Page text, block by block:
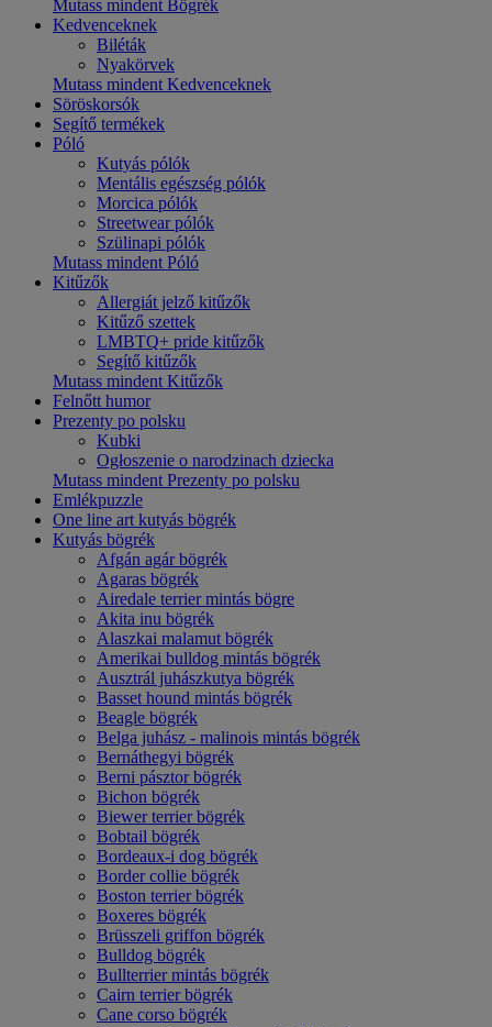
Mutass mindent Bögrék
Kedvenceknek
Biléták
Nyakörvek
Mutass mindent Kedvenceknek
Söröskorsók
Segítő termékek
Póló
Kutyás pólók
Mentális egészség pólók
Morcica pólók
Streetwear pólók
Szülinapi pólók
Mutass mindent Póló
Kitűzők
Allergiát jelző kitűzők
Kitűző szettek
LMBTQ+ pride kitűzők
Segítő kitűzők
Mutass mindent Kitűzők
Felnőtt humor
Prezenty po polsku
Kubki
Ogłoszenie o narodzinach dziecka
Mutass mindent Prezenty po polsku
Emlékpuzzle
One line art kutyás bögrék
Kutyás bögrék
Afgán agár bögrék
Agaras bögrék
Airedale terrier mintás bögre
Akita inu bögrék
Alaszkai malamut bögrék
Amerikai bulldog mintás bögrék
Ausztrál juhászkutya bögrék
Basset hound mintás bögrék
Beagle bögrék
Belga juhász - malinois mintás bögrék
Bernáthegyi bögrék
Berni pásztor bögrék
Bichon bögrék
Biewer terrier bögrék
Bobtail bögrék
Bordeaux-i dog bögrék
Border collie bögrék
Boston terrier bögrék
Boxeres bögrék
Brüsszeli griffon bögrék
Bulldog bögrék
Bullterrier mintás bögrék
Cairn terrier bögrék
Cane corso bögrék